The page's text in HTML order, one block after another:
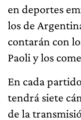
en deportes
los de
contarán con
Paoli y los
En cada
tendrá siete
de la